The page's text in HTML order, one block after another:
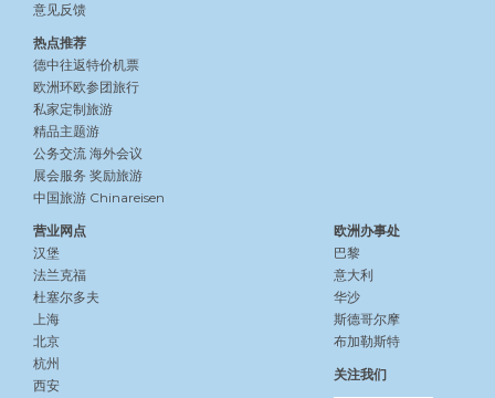
意见反馈
热点推荐
德中往返特价机票
欧洲环欧参团旅行
私家定制旅游
精品主题游
公务交流 海外会议
展会服务 奖励旅游
中国旅游 Chinareisen
营业网点
汉堡
法兰克福
杜塞尔多夫
上海
北京
杭州
西安
欧洲办事处
巴黎
意大利
华沙
斯德哥尔摩
布加勒斯特
关注我们